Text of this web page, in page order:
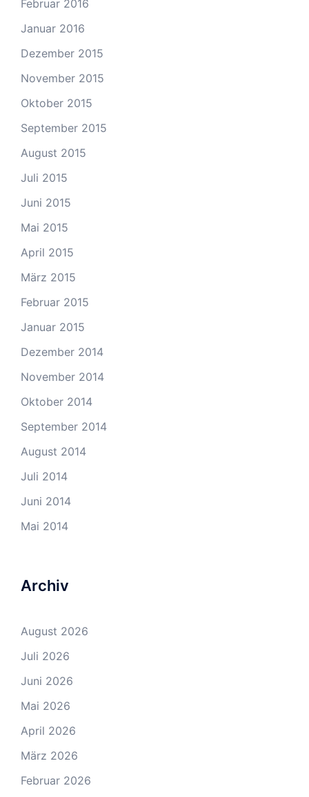
Februar 2016
Januar 2016
Dezember 2015
November 2015
Oktober 2015
September 2015
August 2015
Juli 2015
Juni 2015
Mai 2015
April 2015
März 2015
Februar 2015
Januar 2015
Dezember 2014
November 2014
Oktober 2014
September 2014
August 2014
Juli 2014
Juni 2014
Mai 2014
Archiv
August 2026
Juli 2026
Juni 2026
Mai 2026
April 2026
März 2026
Februar 2026